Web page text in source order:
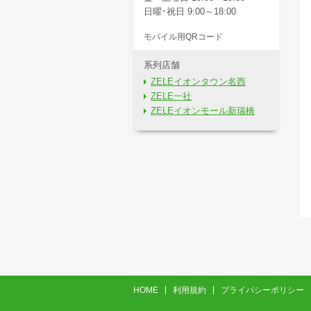
日曜･祝日 9:00～18:00
モバイル用QRコード
系列店舗
ZELEイオンタウン名西
ZELE一社
ZELEイオンモール新瑞橋
HOME 利用規約 プライバシーポリシー